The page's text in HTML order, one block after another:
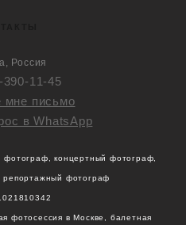
Россия
390-11-45
мне письмо
в WhatsApp
концертный фотограф,
фотограф
фотосессия в Москве, балетная